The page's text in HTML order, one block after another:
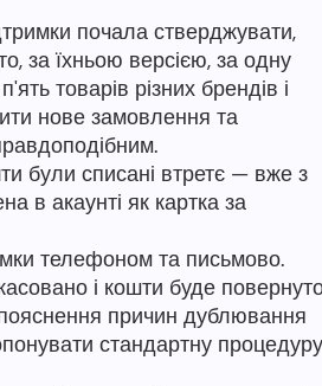
почала стверджувати,
за їхньою версією, за одну
товарів різних брендів і
нове замовлення та
були списані втретє — вже з
в акаунті як картка за
телефоном та письмово.
і кошти буде
пояснення причин дублювання
стандартну процедуру